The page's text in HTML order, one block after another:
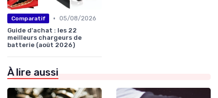
Comparatif • 05/08/2026
Guide d'achat : les 22
meilleurs chargeurs de
batterie (août 2026)
À lire aussi